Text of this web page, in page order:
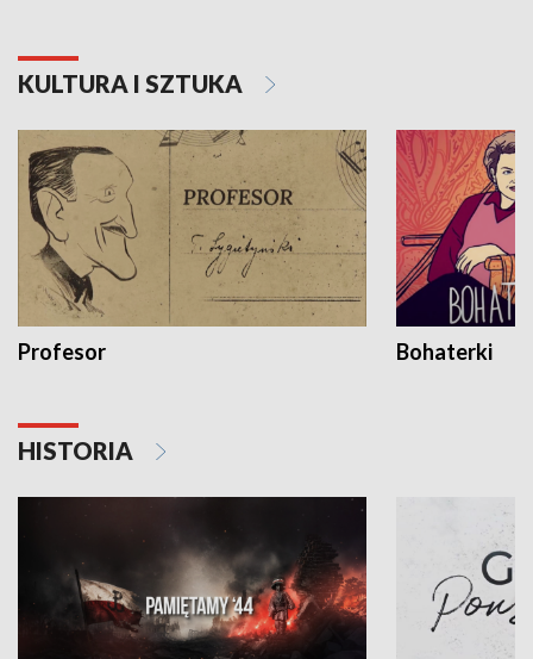
KULTURA I SZTUKA
Profesor Bohaterki
HISTORIA